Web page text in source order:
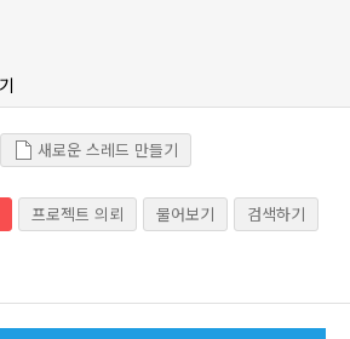
새로운 스레드 만들기
프로젝트 의뢰 물어보기
검색하기